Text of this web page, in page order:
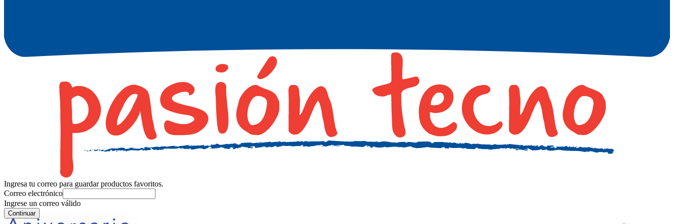
Ingresa tu correo para guardar productos favoritos.
Correo electrónico
Ingrese un correo válido
Continuar